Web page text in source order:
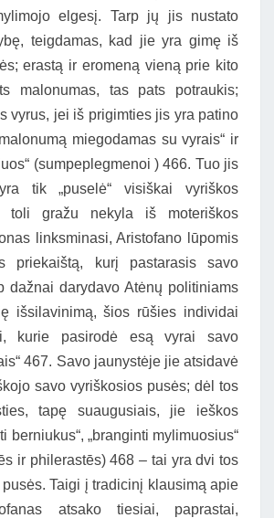
elgesį. Tarp jų jis nustato
teigdamas, kad jie yra gimę iš
erastą ir eromeną vieną prie kito
malonumas, tas pats potraukis;
vyrus, jei iš prigimties jis yra patino
miegodamas su vyrais“ ir
(sumpeplegmenoi ) 466. Tuo jis
tik „puselė“ visiškai vyriškos
toli gražu nekyla iš moteriškos
linksminasi, Aristofano lūpomis
priekaištą, kurį pastarasis savo
dažnai darydavo Atėnų politiniams
išsilavinimą, šios rūšies individai
kurie pasirodė esą vyrai savo
467. Savo jaunystėje jie atsidavė
savo vyriškosios pusės; dėl tos
tapę suaugusiais, jie ieškos
berniukus“, „branginti mylimuosius“
ir philerastēs) 468 – tai yra dvi tos
Taigi į tradicinį klausimą apie
atsako tiesiai, paprastai,